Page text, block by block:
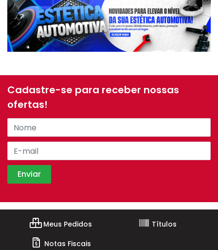
Cadastre-se para receber nossas
ofertas!
Meus Pedidos
Títulos
Notas Fiscais